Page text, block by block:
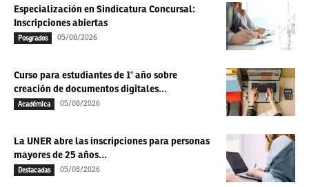
Especialización en Sindicatura Concursal:
Inscripciones abiertas
Posgrados 05/08/2026
Curso para estudiantes de 1° año sobre
creación de documentos digitales...
Académica 05/08/2026
La UNER abre las inscripciones para personas
mayores de 25 años...
Destacadas 05/08/2026